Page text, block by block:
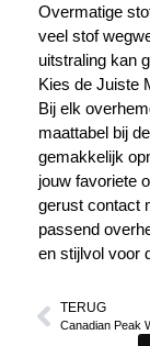
Overmatige
veel stof
uitstraling kan
Kies de Juiste
Bij elk
maattabel bij
gemakkelijk
jouw favoriete
gerust contact
passend
en stijlvol voor
TERUG
Canadian Peak